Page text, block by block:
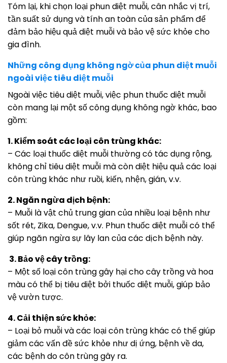
Tóm lại, khi chọn loại phun diệt muỗi, cân nhắc vị trí,
tần suất sử dụng và tính an toàn của sản phẩm để
đảm bảo hiệu quả diệt muỗi và bảo vệ sức khỏe cho
gia đình.
Những công dụng không ngờ của phun diệt muỗi
ngoài việc tiêu diệt muỗi
Ngoài việc tiêu diệt muỗi, việc phun thuốc diệt muỗi
còn mang lại một số công dụng không ngờ khác, bao
gồm:
1. Kiểm soát các loại côn trùng khác:
– Các loại thuốc diệt muỗi thường có tác dụng rộng,
không chỉ tiêu diệt muỗi mà còn diệt hiệu quả các loại
côn trùng khác như ruồi, kiến, nhện, gián, v.v.
2. Ngăn ngừa dịch bệnh:
– Muỗi là vật chủ trung gian của nhiều loại bệnh như
sốt rét, Zika, Dengue, v.v. Phun thuốc diệt muỗi có thể
giúp ngăn ngừa sự lây lan của các dịch bệnh này.
3. Bảo vệ cây trồng:
– Một số loại côn trùng gây hại cho cây trồng và hoa
màu có thể bị tiêu diệt bởi thuốc diệt muỗi, giúp bảo
vệ vườn tược.
4. Cải thiện sức khỏe:
– Loại bỏ muỗi và các loại côn trùng khác có thể giúp
giảm các vấn đề sức khỏe như dị ứng, bệnh về da,
các bệnh do côn trùng gây ra.